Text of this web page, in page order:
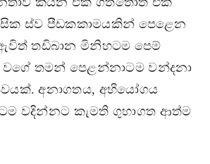
ස්ව පීඩකකාමයකින් පෙළෙන
තඩිබාන මිනිහටම පෙම්
තමන් පෙළන්නාටම වන්දනා
අනාගතය, අභියෝගය
වදින්නට කැමති ගුහාගත ආත්ම